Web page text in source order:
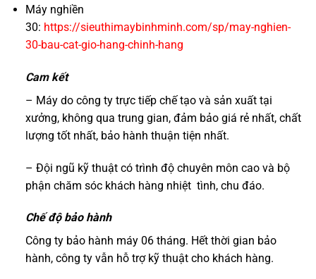
Máy nghiền
30: https://sieuthimaybinhminh.com/sp/may-nghien-
30-bau-cat-gio-hang-chinh-hang
Cam kết
– Máy do công ty trực tiếp chế tạo và sản xuất tại
xưởng, không qua trung gian, đảm bảo giá rẻ nhất, chất
lượng tốt nhất, bảo hành thuận tiện nhất.
– Đội ngũ kỹ thuật có trình độ chuyên môn cao và bộ
phận chăm sóc khách hàng nhiệt tình, chu đáo.
Chế độ bảo hành
Công ty bảo hành máy 06 tháng. Hết thời gian bảo
hành, công ty vẫn hỗ trợ kỹ thuật cho khách hàng.